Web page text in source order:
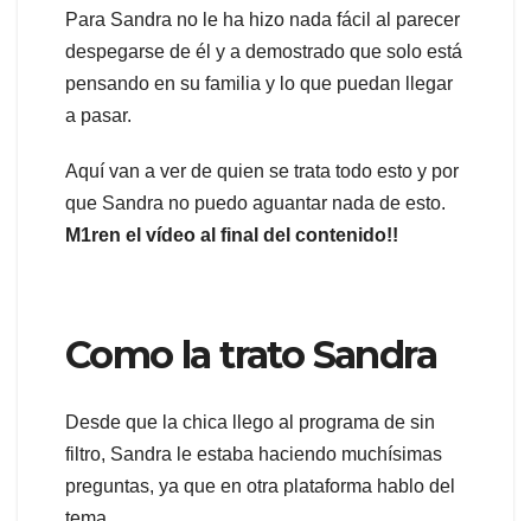
Para Sandra no le ha hizo nada fácil al parecer
despegarse de él y a demostrado que solo está
pensando en su familia y lo que puedan llegar
a pasar.
Aquí van a ver de quien se trata todo esto y por
que Sandra no puedo aguantar nada de esto.
M1ren el vídeo al final del contenido!!
Como la trato Sandra
Desde que la chica llego al programa de sin
filtro, Sandra le estaba haciendo muchísimas
preguntas, ya que en otra plataforma hablo del